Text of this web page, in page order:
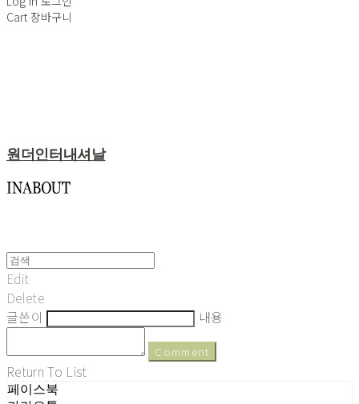
Cart 장바구니
원더인터내셔날
Edit
Delete
글쓴이
내용
Comment
Return To List
페이스북